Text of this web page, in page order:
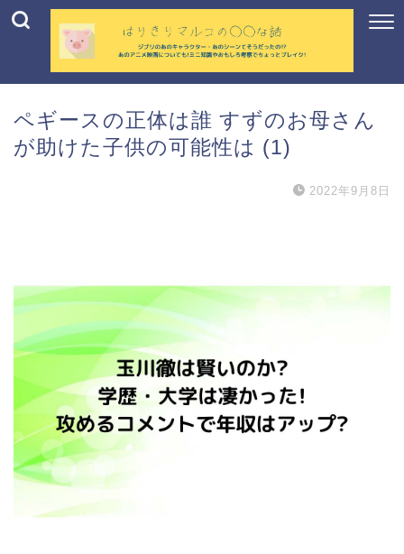
ペギースの正体は誰 すずのお母さん
が助けた子供の可能性は (1)
2022年9月8日